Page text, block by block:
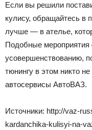
Если вы решили
кулису, обращайтесь в
лучше — в ателье,
Подобные мероприятия
усовершенствованию,
тюнингу в этом никто
автосервисы АвтоВАЗ.
Источники: http://vaz-
kardanchika-kulisyi-na-